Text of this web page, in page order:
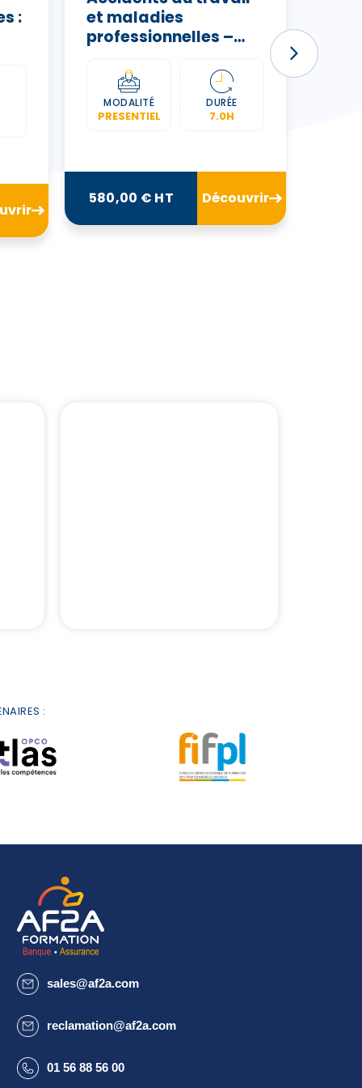
:
et maladies
professionnelles –
ATMP
MODALITÉ
PRESENTIEL
DURÉE
7.0H
580,00 € HT Découvrir
:
sales@af2a.com
reclamation@af2a.com
01 56 88 56 00